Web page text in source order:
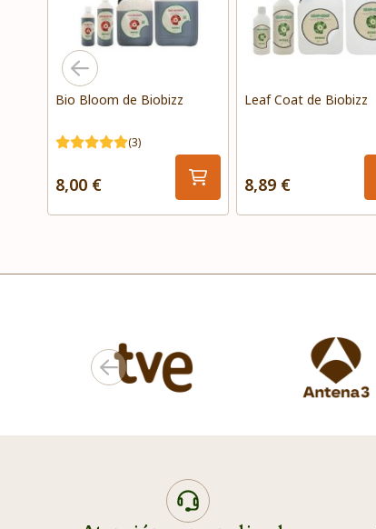
Bio Bloom de Biobizz
(3)
8,00 €
Leaf Coat de Biobizz
8,89 €